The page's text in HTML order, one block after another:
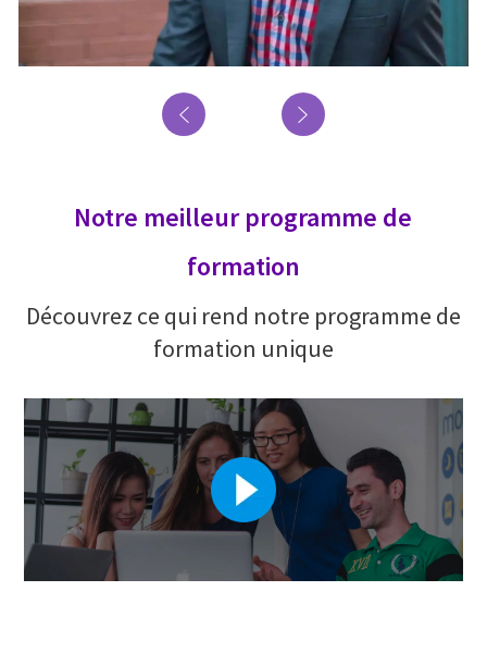
Notre meilleur programme de
formation
Découvrez ce qui rend notre programme de
formation unique